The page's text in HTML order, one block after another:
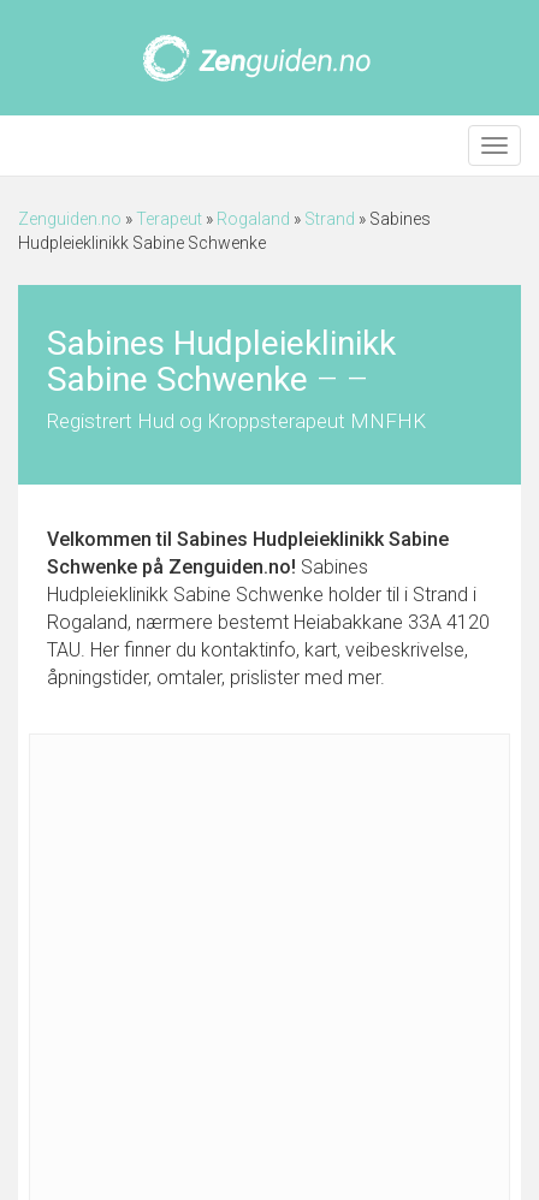
Meny
Zenguiden.no »Terapeut » Rogaland » Strand » Sabines
Hudpleieklinikk Sabine Schwenke
Sabines Hudpleieklinikk
Sabine Schwenke – –
Registrert Hud og Kroppsterapeut MNFHK
Velkommen til Sabines Hudpleieklinikk Sabine
Schwenke på Zenguiden.no! Sabines
Hudpleieklinikk Sabine Schwenke holder til i Strand i
Rogaland, nærmere bestemt Heiabakkane 33A 4120
TAU. Her finner du kontaktinfo, kart, veibeskrivelse,
åpningstider, omtaler, prislister med mer.